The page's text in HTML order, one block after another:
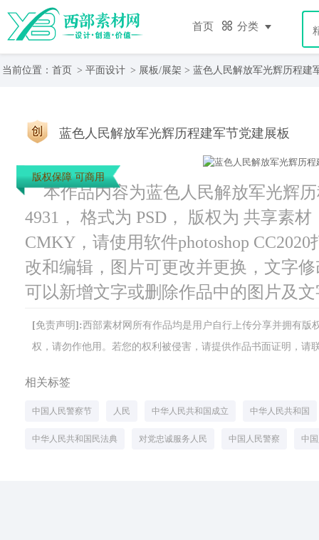
首页 分类
当前位置： 首页 > 平面设计 > 展板/展架 > 蓝色人民解放军光辉历程建
蓝色人民解放军光辉历程建军节党建展板
版权保障 可商用
本作品内容为蓝色人民解放军光辉
4931， 格式为 PSD， 版权为 共享素
CMKY，请使用软件photoshop
改和编辑，图片可更改并更换，文字
可以新增文字或删除作品中的图片及
[免责声明]:西部素材网所有作品均是用户自行上传分享并拥有
权，请勿作他用。若您的权利被侵害，请提供作品书面证明，请
相关标签
中国人民警察节 人民 中华人民共和国成立 中华人民共和国
中华人民共和国民法典 对党忠诚服务人民 中国人民警察 中